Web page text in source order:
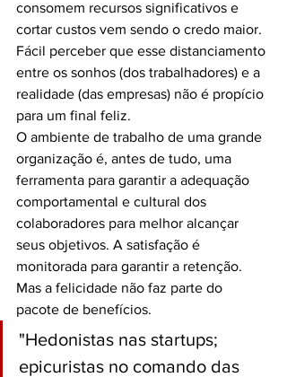
consomem recursos significativos e
cortar custos vem sendo o credo maior.
Fácil perceber que esse distanciamento
entre os sonhos (dos trabalhadores) e a
realidade (das empresas) não é propício
para um final feliz.
O ambiente de trabalho de uma grande
organização é, antes de tudo, uma
ferramenta para garantir a adequação
comportamental e cultural dos
colaboradores para melhor alcançar
seus objetivos. A satisfação é
monitorada para garantir a retenção.
Mas a felicidade não faz parte do
pacote de benefícios.
"Hedonistas nas startups;
epicuristas no comando das